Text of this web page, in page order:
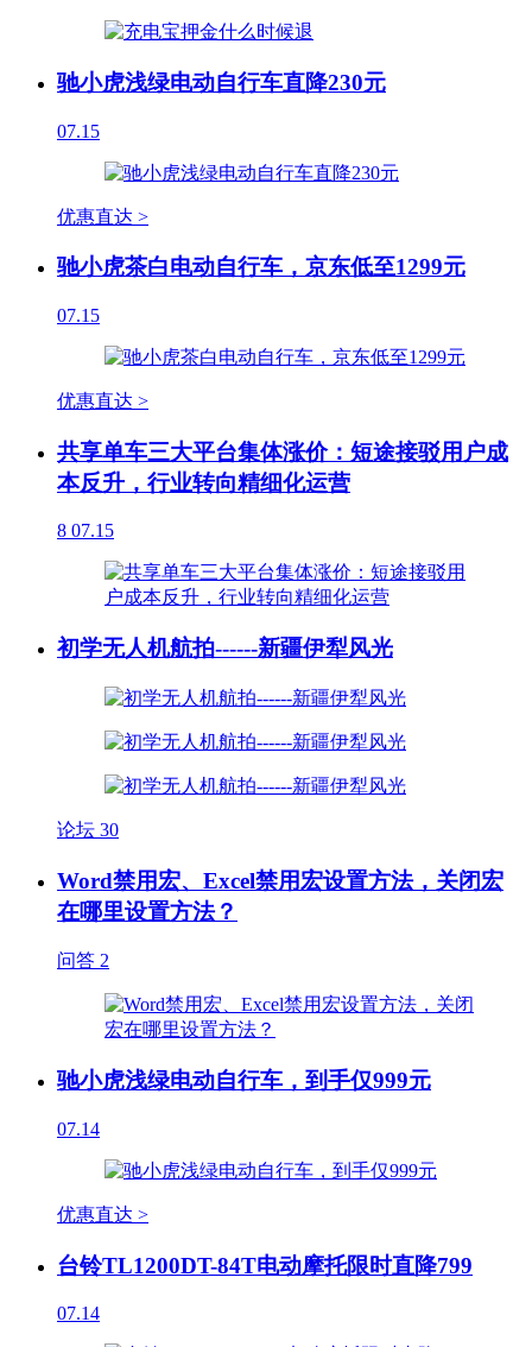
驰小虎浅绿电动自行车直降230元
07.15
优惠直达 >
驰小虎茶白电动自行车，京东低至1299元
07.15
优惠直达 >
共享单车三大平台集体涨价：短途接驳用户成
本反升，行业转向精细化运营
8 07.15
初学无人机航拍------新疆伊犁风光
论坛 30
Word禁用宏、Excel禁用宏设置方法，关闭宏
在哪里设置方法？
问答 2
驰小虎浅绿电动自行车，到手仅999元
07.14
优惠直达 >
台铃TL1200DT-84T电动摩托限时直降799
07.14